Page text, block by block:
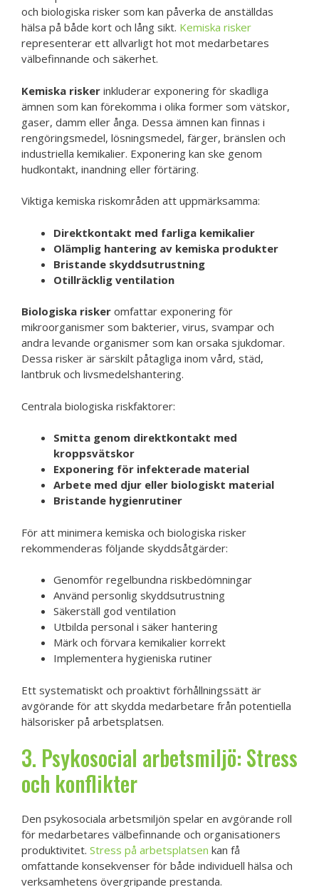
och biologiska risker som kan påverka de anställdas
hälsa på både kort och lång sikt. Kemiska risker
representerar ett allvarligt hot mot medarbetares
välbefinnande och säkerhet.
Kemiska risker inkluderar exponering för skadliga
ämnen som kan förekomma i olika former som vätskor,
gaser, damm eller ånga. Dessa ämnen kan finnas i
rengöringsmedel, lösningsmedel, färger, bränslen och
industriella kemikalier. Exponering kan ske genom
hudkontakt, inandning eller förtäring.
Viktiga kemiska riskområden att uppmärksamma:
Direktkontakt med farliga kemikalier
Olämplig hantering av kemiska produkter
Bristande skyddsutrustning
Otillräcklig ventilation
Biologiska risker omfattar exponering för
mikroorganismer som bakterier, virus, svampar och
andra levande organismer som kan orsaka sjukdomar.
Dessa risker är särskilt påtagliga inom vård, städ,
lantbruk och livsmedelshantering.
Centrala biologiska riskfaktorer:
Smitta genom direktkontakt med
kroppsvätskor
Exponering för infekterade material
Arbete med djur eller biologiskt material
Bristande hygienrutiner
För att minimera kemiska och biologiska risker
rekommenderas följande skyddsåtgärder:
Genomför regelbundna riskbedömningar
Använd personlig skyddsutrustning
Säkerställ god ventilation
Utbilda personal i säker hantering
Märk och förvara kemikalier korrekt
Implementera hygieniska rutiner
Ett systematiskt och proaktivt förhållningssätt är
avgörande för att skydda medarbetare från potentiella
hälsorisker på arbetsplatsen.
3. Psykosocial arbetsmiljö: Stress
och konflikter
Den psykosociala arbetsmiljön spelar en avgörande roll
för medarbetares välbefinnande och organisationers
produktivitet. Stress på arbetsplatsen kan få
omfattande konsekvenser för både individuell hälsa och
verksamhetens övergripande prestanda.